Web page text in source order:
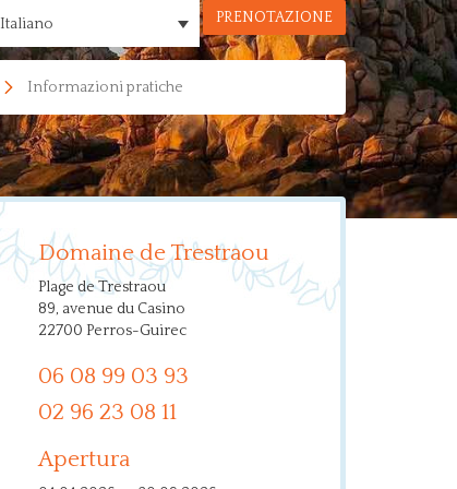
Italiano PRENOTAZIONE
Informazioni pratiche
Domaine de Trestraou
Plage de Trestraou
89, avenue du Casino
22700 Perros-Guirec
06 08 99 03 93
02 96 23 08 11
Apertura